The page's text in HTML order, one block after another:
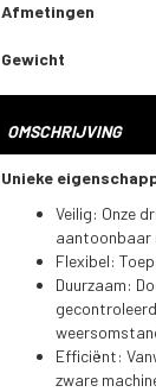
Afmetingen
Gewicht
OMSCHRIJVING
Unieke
Veilig: Onze
aantoonbaar
Flexibel:
Duurzaam:
Efficiënt:
zware